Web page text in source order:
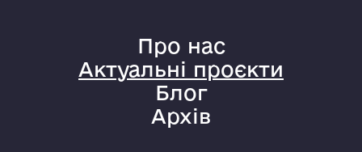
Про нас
Актуальні проєкти
Блог
Архів